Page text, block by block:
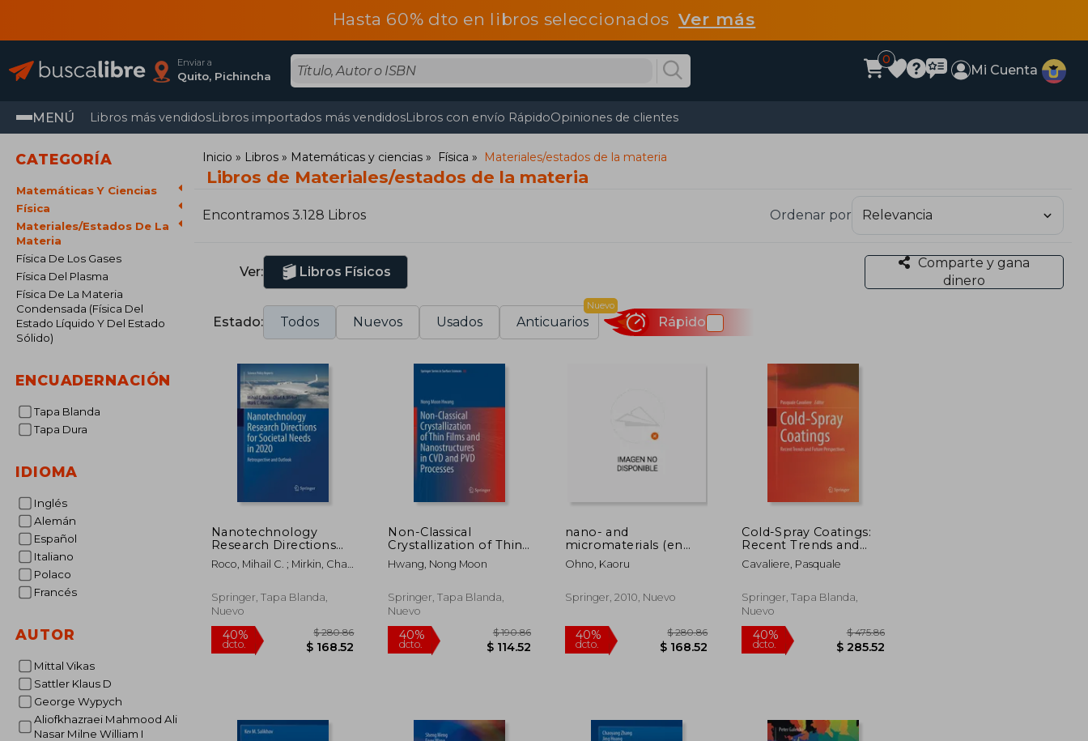
Hasta 60% dto en libros seleccionadosVer más
Enviar a
Quito, Pichincha
0
Mi Cuenta
MENÚ Libros más vendidosLibros importados más vendidosLibros con envío RápidoOpiniones de clientes
CATEGORÍA
Matemáticas Y Ciencias
Física
Materiales/Estados De La
Materia
Física De Los Gases
Física Del Plasma
Física De La Materia
Condensada (Física Del
Estado Líquido Y Del Estado
Sólido)
ENCUADERNACIÓN
Tapa Blanda
Tapa Dura
IDIOMA
Inglés
Alemán
Español
Italiano
Polaco
Francés
AUTOR
Mittal Vikas
Sattler Klaus D
George Wypych
Aliofkhazraei Mahmood Ali
Nasar Milne William I
Inicio Libros Matemáticas y ciencias Física Materiales/estados de la materia
Libros de Materiales/estados de la materia
Encontramos 3.128 Libros Ordenar por
Ver: Libros Físicos
Comparte y gana
dinero
Estado: Todos Nuevos Usados Anticuarios
Nuevo
Rápido
Nanotechnology
Research Directions
for Societal Needs in
2020: Retrospective
Inglés)
Roco, Mihail C. ; Mirkin, Chad
Springer, Tapa Blanda,
Nuevo
Non-Classical
Crystallization of Thin
Films and
Nanostructures in CVD
Inglés)
Hwang, Nong Moon
Springer, Tapa Blanda,
Nuevo
nano- and
micromaterials (en
Inglés)
Ohno, Kaoru
Springer, 2010, Nuevo
$ 168.52
Cold-Spray Coatings:
Recent Trends and
Future Perspectives
(en Inglés)
Cavaliere, Pasquale
Springer, Tapa Blanda,
Nuevo